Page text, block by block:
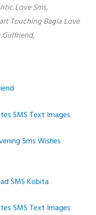
Love Sms,
Touching Bagla Love
Girlfriend,
SMS Text Images
Sms Wishes
SMS Kobita
SMS Text Images